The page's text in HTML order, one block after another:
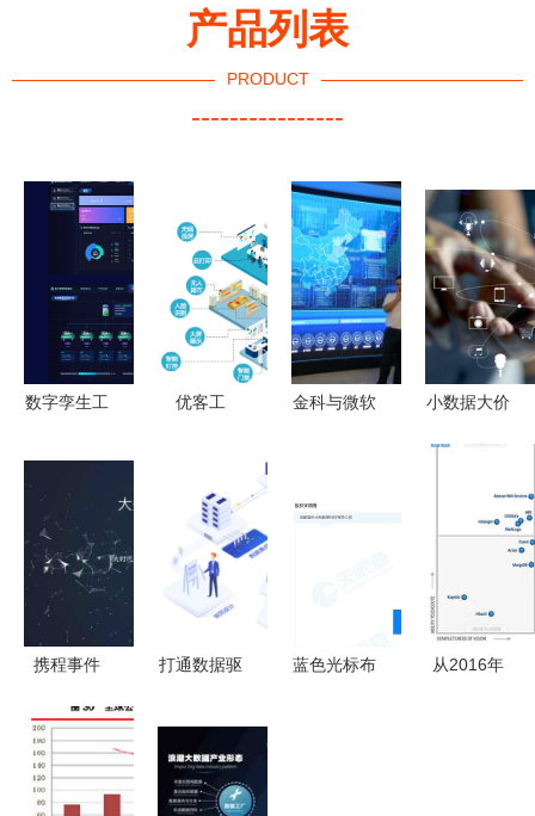
产品列表
PRODUCT
----------------
数字孪生工
优客工
塑未来工作
方式
金科与微软
小数据大价
小数据为我
携程事件
熟”还是
APP的
bug？看看
打通数据驱
官方社区大
数据服务全
蓝色光标布
从2016年